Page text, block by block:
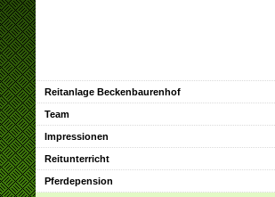
Reitanlage Beckenbaurenhof
Team
Impressionen
Reitunterricht
Pferdepension